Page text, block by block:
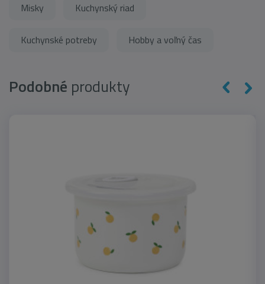
Misky Kuchynský riad
Kuchynské potreby Hobby a voľný čas
Podobné produkty